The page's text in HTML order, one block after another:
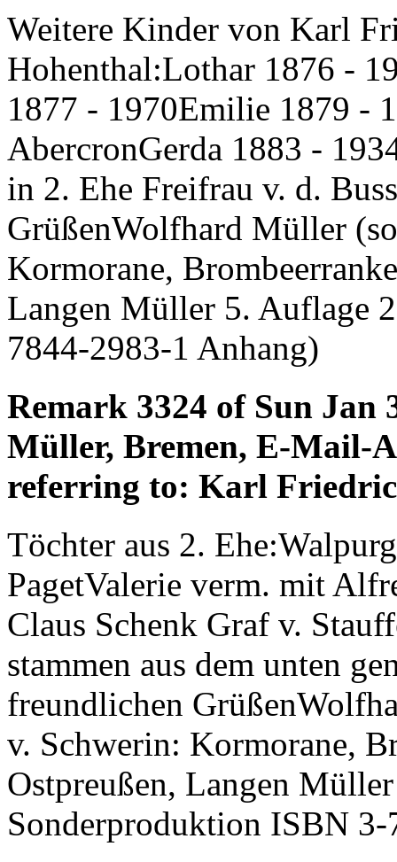
Weitere Kinder von Karl
Hohenthal:Lothar 1876 -
1877 - 1970Emilie 1879 -
AbercronGerda 1883 -
in 2. Ehe Freifrau v. d.
GrüßenWolfhard Müller
Kormorane,
Langen Müller 5. Auflage
7844-2983-1 Anhang)
Remark 3324 of Sun Jan
Müller, Bremen, E-Mail-
referring to: Karl
Töchter aus 2.
PagetValerie verm. mit
Claus Schenk Graf v.
stammen aus dem unten
freundlichen
v. Schwerin: Kormorane,
Ostpreußen, Langen
Sonderproduktion ISBN